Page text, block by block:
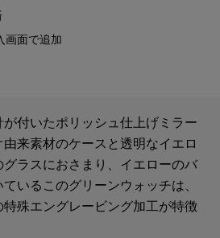
画面で追加
付いたポリッシュ仕上げミラー
来素材のケースと透明なイエロ
ラスにおさまり、イエローのバ
いるこのグリーンウォッチは、
殊エングレービング加工が特徴